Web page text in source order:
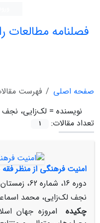
فصلنامه مطالعات
صفحه اصلی
فهرست
نویسنده = لک‌زایی، نجف
تعداد مقالات:
1
امنیت فرهنگی از منظر
دوره 16، شماره 62، زمستان 1392، صفحه
نجف لک‌زایی، محمد
چکیده
امروزه جهان